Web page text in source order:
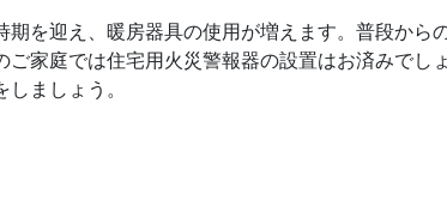
期を迎え、暖房器具の使用が増えます。普段から
家庭では住宅用火災警報器の設置はお済みでし
しましょう。